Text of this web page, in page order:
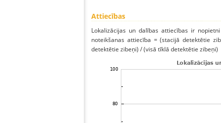
Attiecības
Lokalizācijas un dalības attiecības ir
noteikšanas attiecība = (stacijā detektētie
detektētie zibeņi) / (visā tīklā detektētie zibeņi)